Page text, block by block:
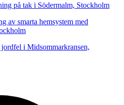
på tak i Södermalm, Stockholm
av smarta hemsystem med
i Midsommarkransen,